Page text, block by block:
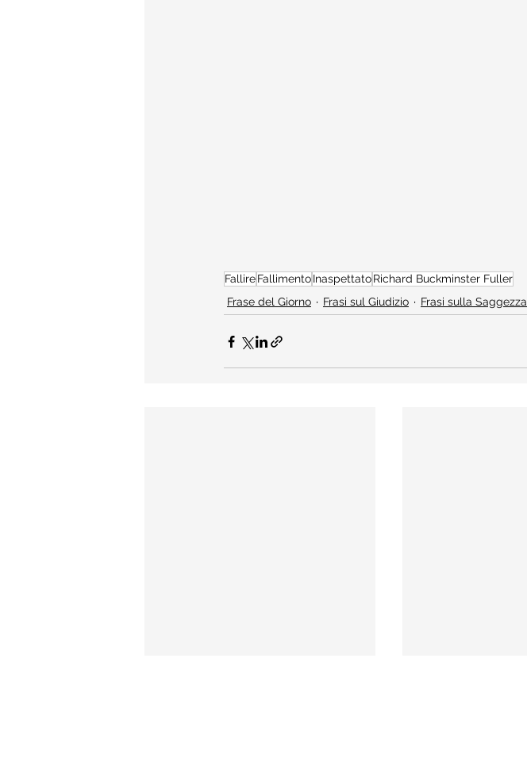
FallireFallimentoInaspettatoRichard Buckminster Fuller
Frase del Giorno
Frasi sul Giudizio Frasi sulla Saggezza